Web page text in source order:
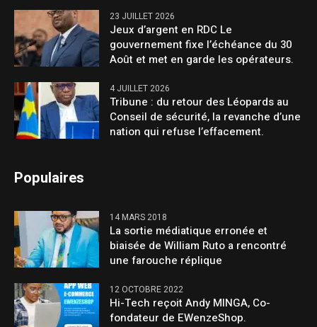
23 JUILLET 2026
Jeux d’argent en RDC Le
gouvernement fixe l’échéance du 30
Août et met en garde les opérateurs.
4 JUILLET 2026
Tribune : du retour des Léopards au
Conseil de sécurité, la revanche d’une
nation qui refuse l’effacement.
Populaires
14 MARS 2018
La sortie médiatique erronée et
biaisée de William Ruto a rencontré
une farouche réplique
12 OCTOBRE 2022
Hi-Tech reçoit Andy MINGA, Co-
fondateur de EWenzeShop.